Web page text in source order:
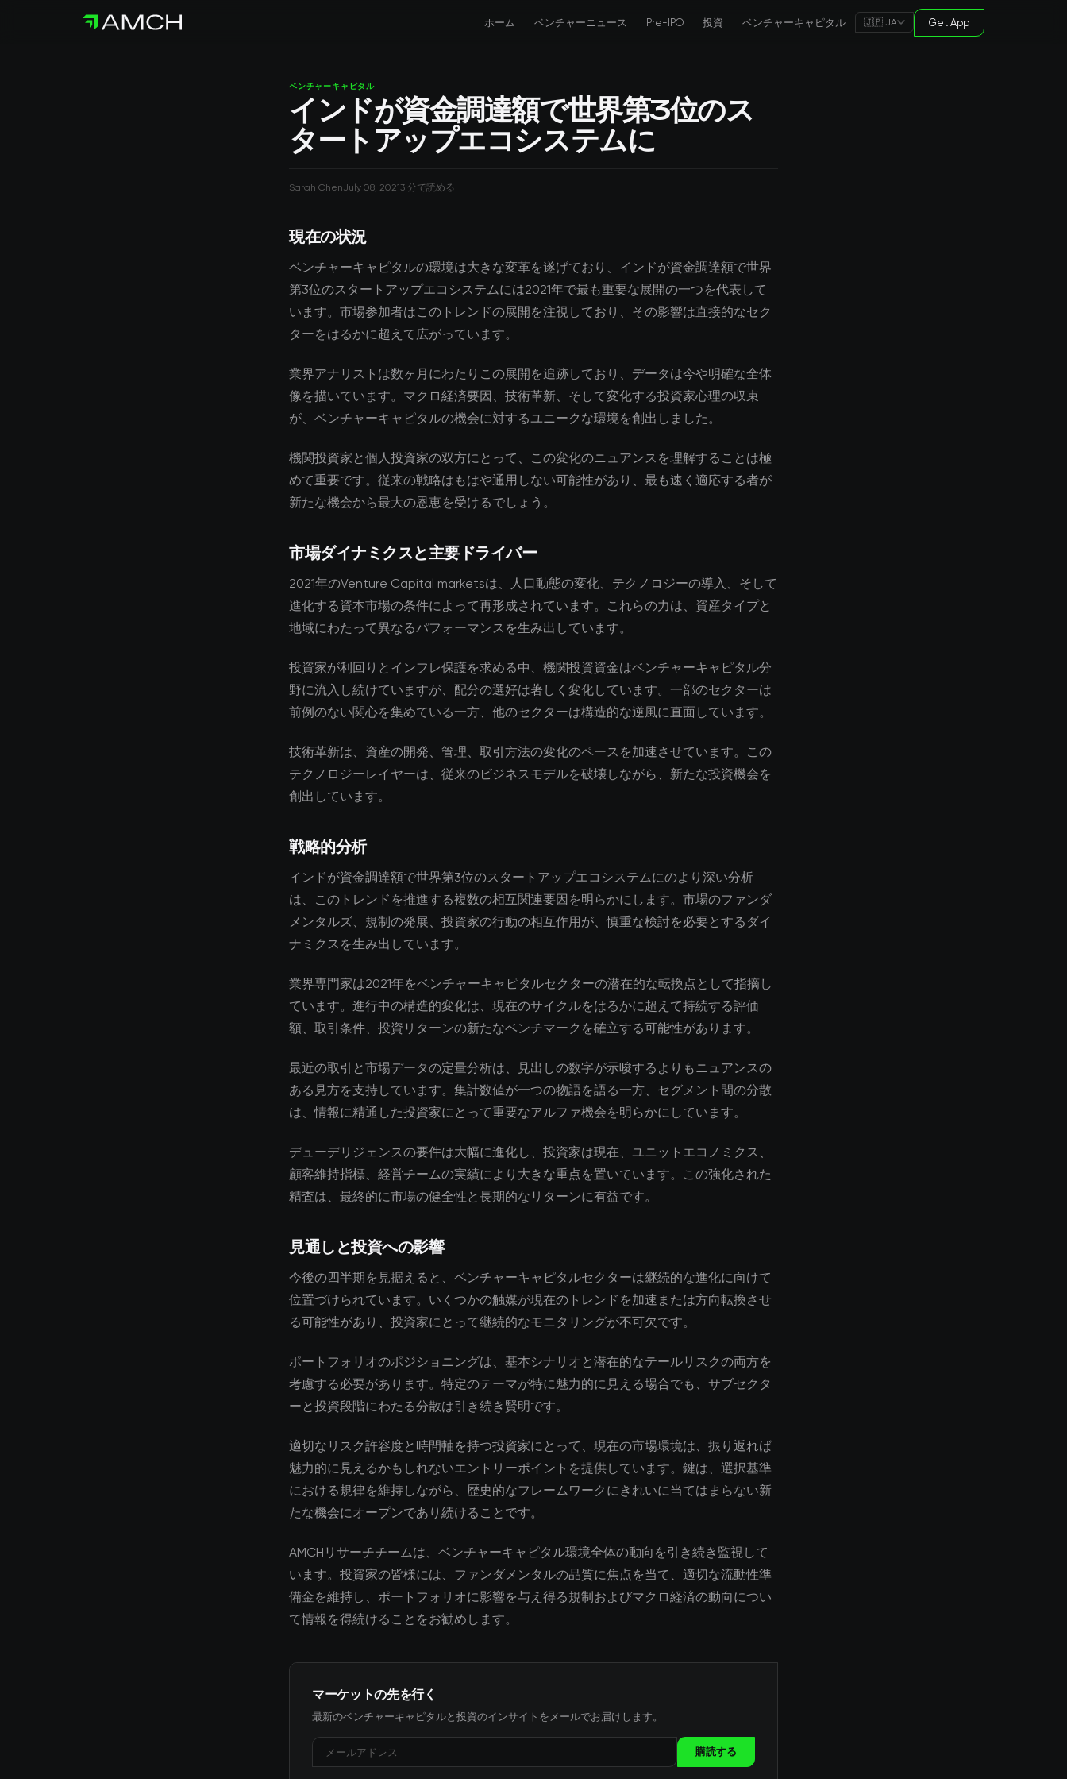
ホーム ベンチャーニュース Pre-IPO 投資 ベンチャーキャピタル 🇯🇵 JA Get App
ベンチャーキャピタル
インドが資金調達額で世界第3位のス
タートアップエコシステムに
Sarah ChenJuly 08, 20213 分で読める
現在の状況
ベンチャーキャピタルの環境は大きな変革を遂げており、インドが資金調達額で世界
第3位のスタートアップエコシステムには2021年で最も重要な展開の一つを代表して
います。市場参加者はこのトレンドの展開を注視しており、その影響は直接的なセク
ターをはるかに超えて広がっています。
業界アナリストは数ヶ月にわたりこの展開を追跡しており、データは今や明確な全体
像を描いています。マクロ経済要因、技術革新、そして変化する投資家心理の収束
が、ベンチャーキャピタルの機会に対するユニークな環境を創出しました。
機関投資家と個人投資家の双方にとって、この変化のニュアンスを理解することは極
めて重要です。従来の戦略はもはや通用しない可能性があり、最も速く適応する者が
新たな機会から最大の恩恵を受けるでしょう。
市場ダイナミクスと主要ドライバー
2021年のVenture Capital marketsは、人口動態の変化、テクノロジーの導入、そして
進化する資本市場の条件によって再形成されています。これらの力は、資産タイプと
地域にわたって異なるパフォーマンスを生み出しています。
投資家が利回りとインフレ保護を求める中、機関投資資金はベンチャーキャピタル分
野に流入し続けていますが、配分の選好は著しく変化しています。一部のセクターは
前例のない関心を集めている一方、他のセクターは構造的な逆風に直面しています。
技術革新は、資産の開発、管理、取引方法の変化のペースを加速させています。この
テクノロジーレイヤーは、従来のビジネスモデルを破壊しながら、新たな投資機会を
創出しています。
戦略的分析
インドが資金調達額で世界第3位のスタートアップエコシステムにのより深い分析
は、このトレンドを推進する複数の相互関連要因を明らかにします。市場のファンダ
メンタルズ、規制の発展、投資家の行動の相互作用が、慎重な検討を必要とするダイ
ナミクスを生み出しています。
業界専門家は2021年をベンチャーキャピタルセクターの潜在的な転換点として指摘し
ています。進行中の構造的変化は、現在のサイクルをはるかに超えて持続する評価
額、取引条件、投資リターンの新たなベンチマークを確立する可能性があります。
最近の取引と市場データの定量分析は、見出しの数字が示唆するよりもニュアンスの
ある見方を支持しています。集計数値が一つの物語を語る一方、セグメント間の分散
は、情報に精通した投資家にとって重要なアルファ機会を明らかにしています。
デューデリジェンスの要件は大幅に進化し、投資家は現在、ユニットエコノミクス、
顧客維持指標、経営チームの実績により大きな重点を置いています。この強化された
精査は、最終的に市場の健全性と長期的なリターンに有益です。
見通しと投資への影響
今後の四半期を見据えると、ベンチャーキャピタルセクターは継続的な進化に向けて
位置づけられています。いくつかの触媒が現在のトレンドを加速または方向転換させ
る可能性があり、投資家にとって継続的なモニタリングが不可欠です。
ポートフォリオのポジショニングは、基本シナリオと潜在的なテールリスクの両方を
考慮する必要があります。特定のテーマが特に魅力的に見える場合でも、サブセクタ
ーと投資段階にわたる分散は引き続き賢明です。
適切なリスク許容度と時間軸を持つ投資家にとって、現在の市場環境は、振り返れば
魅力的に見えるかもしれないエントリーポイントを提供しています。鍵は、選択基準
における規律を維持しながら、歴史的なフレームワークにきれいに当てはまらない新
たな機会にオープンであり続けることです。
AMCHリサーチチームは、ベンチャーキャピタル環境全体の動向を引き続き監視して
います。投資家の皆様には、ファンダメンタルの品質に焦点を当て、適切な流動性準
備金を維持し、ポートフォリオに影響を与え得る規制およびマクロ経済の動向につい
て情報を得続けることをお勧めします。
マーケットの先を行く
最新のベンチャーキャピタルと投資のインサイトをメールでお届けします。
購読する